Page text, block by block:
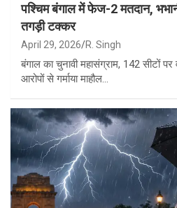
पश्चिम बंगाल में फेज-2 मतदान,
तगड़ी टक्कर
April 29, 2026 R. Singh
बंगाल का चुनावी महासंग्राम, 142 सीटों पर
आरोपों से गर्माया माहौल…